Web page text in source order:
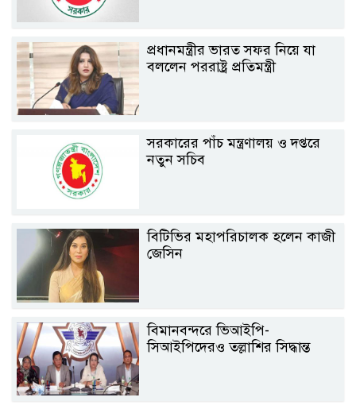
প্রধানমন্ত্রীর ভারত সফর নিয়ে যা
বললেন পররাষ্ট্র প্রতিমন্ত্রী
সরকারের পাঁচ মন্ত্রণালয় ও দপ্তরে
নতুন সচিব
বিটিভির মহাপরিচালক হলেন কাজী
জেসিন
বিমানবন্দরে ভিআইপি-
সিআইপিদেরও তল্লাশির সিদ্ধান্ত